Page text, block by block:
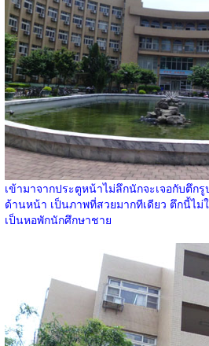
เข้ามาจากประตูหน้าไม่ลึกนักจะเจอกับตึก
ด้านหน้า เป็นภาพที่สวยมากทีเดียว ตึกนี้ไม่
เป็นหอพักนักศึกษาชาย